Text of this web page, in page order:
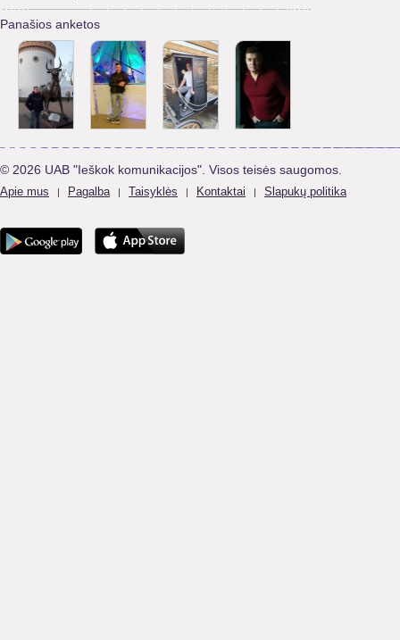
Panašios anketos
© 2026 UAB "Ieškok komunikacijos". Visos teisės saugomos.
Apie mus | Pagalba | Taisyklės | Kontaktai | Slapukų politika